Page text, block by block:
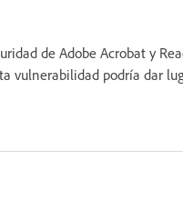
de Adobe Acrobat y
vulnerabilidad podría dar